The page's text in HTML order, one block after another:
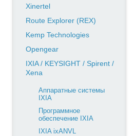
Xinertel
Route Explorer (REX)
Kemp Technologies
Opengear
IXIA / KEYSIGHT / Spirent /
Xena
Аппаратные системы
IXIA
Программное
обеспечение IXIA
IXIA ixANVL